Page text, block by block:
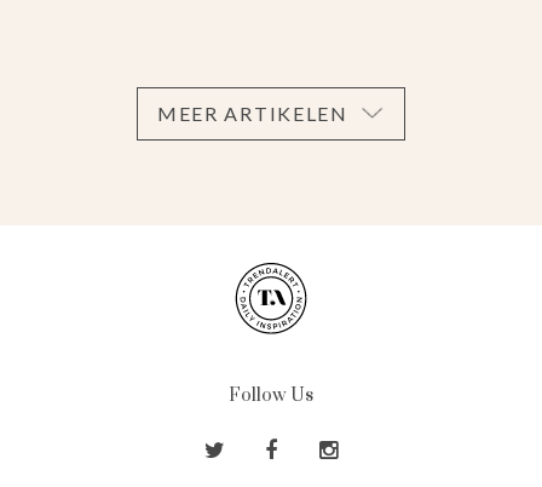
MEER ARTIKELEN
Follow Us